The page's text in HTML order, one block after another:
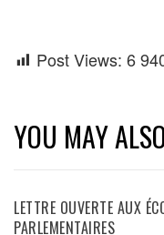
Post Views: 6
YOU MAY
LETTRE OUVERTE AUX
PARLEMENTAIRES